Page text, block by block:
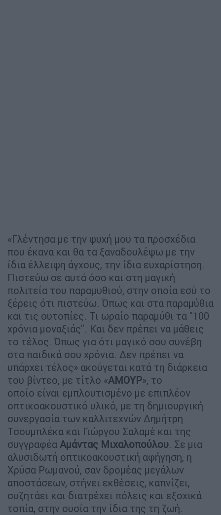
«Γλέντησα με την ψυχή μου τα προσχέδια
που έκανα και θα τα ξαναδουλέψω με την
ίδια έλλειψη άγχους, την ίδια ευχαρίστηση.
Πιστεύω σε αυτά όσο και στη μαγική
πολιτεία του παραμυθιού, στην οποία εσύ το
ξέρεις ότι πιστεύω. Όπως και στα παραμύθια
και τις ουτοπίες. Τι ωραίο παραμύθι τα "100
χρόνια μοναξιάς". Και δεν πρέπει να μάθεις
το τέλος. Όπως για ότι μαγικό σου συνέβη
στα παιδικά σου χρόνια. Δεν πρέπει να
υπάρχει τέλος» ακούγεται κατά τη διάρκεια
του βίντεο, με τίτλο «ΑΜΟΥΡ», το
οποίο είναι εμπλουτισμένο με επιπλέον
οπτικοακουστικό υλικό, με τη δημιουργική
συνεργασία των καλλιτεχνών Δημήτρη
Τσουμπλέκα και Γιώργου Σαλαμέ και της
συγγραφέα Αμάντας Μιχαλοπούλου. Σε μια
αλυσιδωτή οπτικοακουστική αφήγηση, η
Χρύσα Ρωμανού, σαν δρομέας μεγάλων
αποστάσεων, στήνει εκθέσεις, καπνίζει,
συζητάει και διατρέχει πόλεις και εξοχικά
τοπία, στην ουσία την ίδια της τη ζωή.